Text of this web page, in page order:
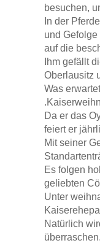
besuchen,
In der
und
auf die
Ihm gefällt
Oberlausitz
Was
Da er das
feiert er
Mit seiner
Es folgen
geliebten
Unter
Natürlich
überraschen.